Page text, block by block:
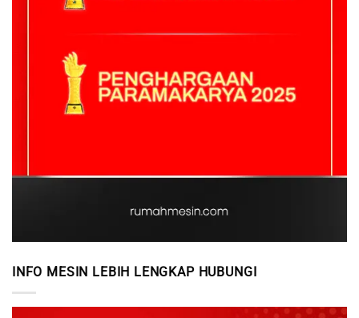
INFO MESIN LEBIH LENGKAP HUBUNGI